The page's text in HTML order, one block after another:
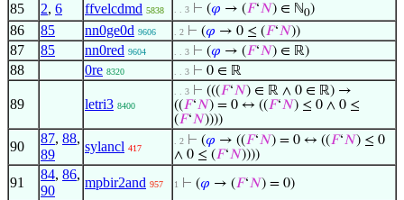
85 2, 6 ffvelcdmd 5838 . . 3 ⊢ (𝜑 → (𝐹‘𝑁) ∈ ℕ0)
86 85 nn0ge0d 9606 . 2 ⊢ (𝜑 → 0 ≤ (𝐹‘𝑁))
87 85 nn0red 9604 . . 3 ⊢ (𝜑 → (𝐹‘𝑁) ∈ ℝ)
88 0re 8320 . . 3 ⊢ 0 ∈ ℝ
89 letri3 8400
. . 3 ⊢ (((𝐹‘𝑁) ∈ ℝ ∧ 0 ∈ ℝ) →
((𝐹‘𝑁) = 0 ↔ ((𝐹‘𝑁) ≤ 0 ∧ 0 ≤
(𝐹‘𝑁))))
90
87, 88,
89
sylancl 417
. 2 ⊢ (𝜑 → ((𝐹‘𝑁) = 0 ↔ ((𝐹‘𝑁) ≤ 0
∧ 0 ≤ (𝐹‘𝑁))))
91
84, 86,
90
mpbir2and 957 1 ⊢ (𝜑 → (𝐹‘𝑁) = 0)